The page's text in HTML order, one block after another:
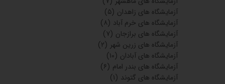
آزمایشگاه های زاهدان (۵)
آزمایشگاه های خرم آباد (۸)
آزمایشگاه های برازجان (۷)
آزمایشگاه های زرین شهر (۲)
آزمایشگاه های آبادان (۱۰)
آزمایشگاه های بندر امام (۶)
آزمایشگاه های گتوند (۱)